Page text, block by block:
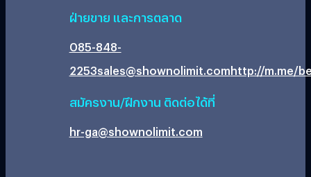
ฝ่ายขาย และการตลาด
085-848-
2253sales@shownolimit.comhttp://m.me/
สมัครงาน/ฝึกงาน ติดต่อได้ที่
hr-ga@shownolimit.com